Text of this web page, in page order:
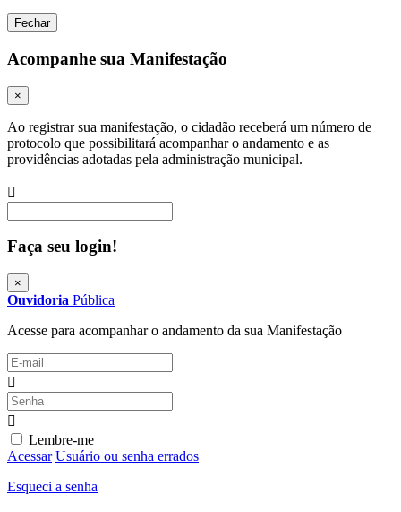
Fechar
Acompanhe sua Manifestação
×
Ao registrar sua manifestação, o cidadão receberá um número de
protocolo que possibilitará acompanhar o andamento e as
providências adotadas pela administração municipal.
Faça seu login!
×
Ouvidoria Pública
Acesse para acompanhar o andamento da sua Manifestação
Lembre-me
Acessar Usuário ou senha errados
Esqueci a senha